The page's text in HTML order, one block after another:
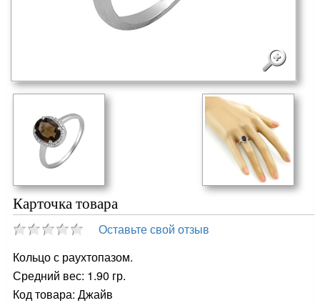
Карточка товара
Оставьте свой отзыв
Кольцо с раухтопазом.
Средний вес: 1.90 гр.
Код товара: Джайв